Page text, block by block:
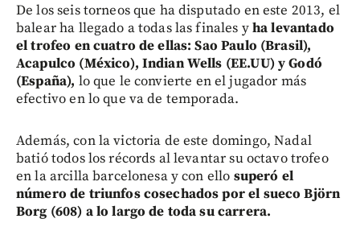
De los seis torneos que ha disputado en este 2013, el
balear ha llegado a todas las finales yha levantado
el trofeo en cuatro de ellas: Sao Paulo (Brasil),
Acapulco (México), Indian Wells (EE.UU) y Godó
(España), lo que le convierte en el jugador más
efectivo en lo que va de temporada.
Además, con la victoria de este domingo, Nadal
batió todos los récords al levantar su octavo trofeo
en la arcilla barcelonesa y con ello superó el
número de triunfos cosechados por el sueco Björn
Borg (608) a lo largo de toda su carrera.